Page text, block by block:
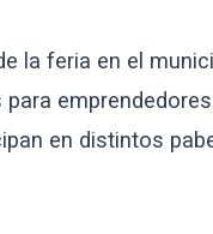
la feria en el
en distintos